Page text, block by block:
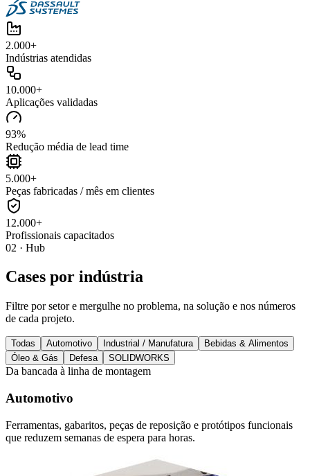
2.000+
Indústrias atendidas
10.000+
Aplicações validadas
93%
Redução média de lead time
5.000+
Peças fabricadas / mês em clientes
12.000+
Profissionais capacitados
02 · Hub
Cases por indústria
Filtre por setor e mergulhe no problema, na solução e nos números
de cada projeto.
Todas Automotivo Industrial / Manufatura
Bebidas & Alimentos
Óleo & Gás
Defesa SOLIDWORKS
Da bancada à linha de montagem
Automotivo
Ferramentas, gabaritos, peças de reposição e protótipos funcionais
que reduzem semanas de espera para horas.